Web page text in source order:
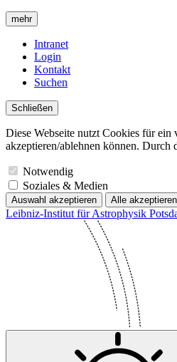
mehr
Intranet
Login
Kontakt
Suchen
Schließen
Diese Webseite nutzt Cookies für ein
akzeptieren/ablehnen können. Durch
Notwendig
Soziales & Medien
Auswahl akzeptieren Alle akzeptieren
Leibniz-Institut für Astrophysik